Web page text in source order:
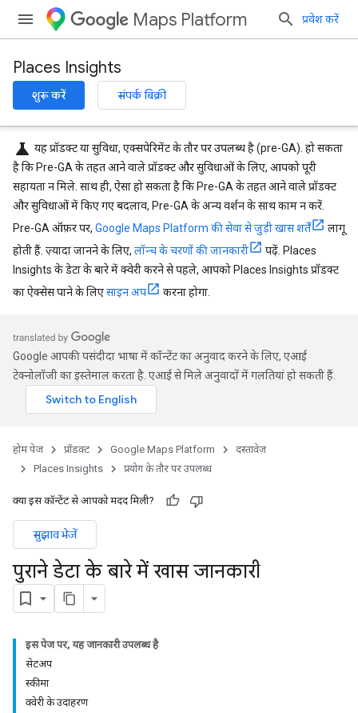
Maps Platform प्रवेश करें
Places Insights
शुरू करें संपर्क बिक्री
science यह प्रॉडक्ट या सुविधा, एक्सपेरिमेंट के तौर पर उपलब्ध है (pre-GA). हो सकता
है कि Pre-GA के तहत आने वाले प्रॉडक्ट और सुविधाओं के लिए, आपको पूरी
सहायता न मिले. साथ ही, ऐसा हो सकता है कि Pre-GA के तहत आने वाले प्रॉडक्ट
और सुविधाओं में किए गए बदलाव, Pre-GA के अन्य वर्शन के साथ काम न करें.
Pre-GA ऑफ़र पर, Google Maps Platform की सेवा से जुड़ी खास शर्तें
लागू
होती हैं. ज़्यादा जानने के लिए, लॉन्च के चरणों की जानकारी
पढ़ें. Places
Insights के डेटा के बारे में क्वेरी करने से पहले, आपको Places Insights प्रॉडक्ट
का ऐक्सेस पाने के लिएसाइन अप करना होगा.
Google आपकी पसंदीदा भाषा में कॉन्टेंट का अनुवाद करने के लिए, एआई
टेक्नोलॉजी का इस्तेमाल करता है. एआई से मिले अनुवादों में गलतियां हो सकती हैं.
होम पेज प्रॉडक्ट Google Maps Platform
दस्तावेज़
Places Insights
प्रयोग के तौर पर उपलब्ध
क्या इस कॉन्टेंट से आपको मदद मिली?
सुझाव भेजें
पुराने डेटा के बारे में खास जानकारी
इस पेज पर, यह जानकारी उपलब्ध है
सेटअप
स्कीमा
क्वेरी के उदाहरण